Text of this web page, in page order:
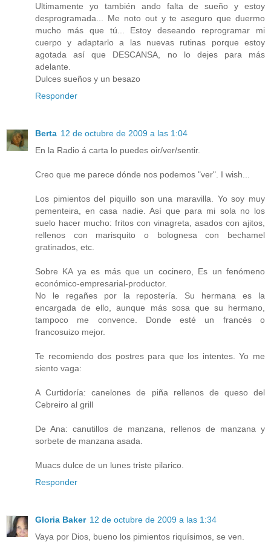
Ultimamente yo también ando falta de sueño y estoy
desprogramada... Me noto out y te aseguro que duermo
mucho más que tú... Estoy deseando reprogramar mi
cuerpo y adaptarlo a las nuevas rutinas porque estoy
agotada así que DESCANSA, no lo dejes para más
adelante.
Dulces sueños y un besazo
Responder
Berta 12 de octubre de 2009 a las 1:04
En la Radio á carta lo puedes oir/ver/sentir.
Creo que me parece dónde nos podemos "ver". I wish...
Los pimientos del piquillo son una maravilla. Yo soy muy
pementeira, en casa nadie. Así que para mi sola no los
suelo hacer mucho: fritos con vinagreta, asados con ajitos,
rellenos con marisquito o bolognesa con bechamel
gratinados, etc.
Sobre KA ya es más que un cocinero, Es un fenómeno
económico-empresarial-productor.
No le regañes por la repostería. Su hermana es la
encargada de ello, aunque más sosa que su hermano,
tampoco me convence. Donde esté un francés o
francosuizo mejor.
Te recomiendo dos postres para que los intentes. Yo me
siento vaga:
A Curtidoría: canelones de piña rellenos de queso del
Cebreiro al grill
De Ana: canutillos de manzana, rellenos de manzana y
sorbete de manzana asada.
Muacs dulce de un lunes triste pilarico.
Responder
Gloria Baker 12 de octubre de 2009 a las 1:34
Vaya por Dios, bueno los pimientos riquísimos, se ven.